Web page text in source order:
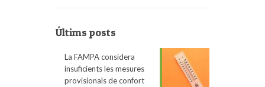
Últims posts
La FAMPA considera
insuficients les mesures
provisionals de confort